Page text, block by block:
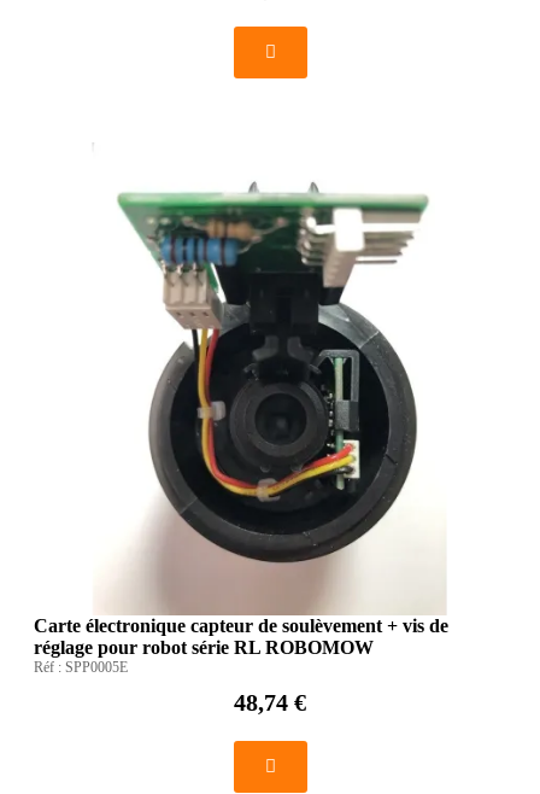
Carte électronique capteur de soulèvement + vis de
réglage pour robot série RL ROBOMOW
Réf : SPP0005E
48,74 €